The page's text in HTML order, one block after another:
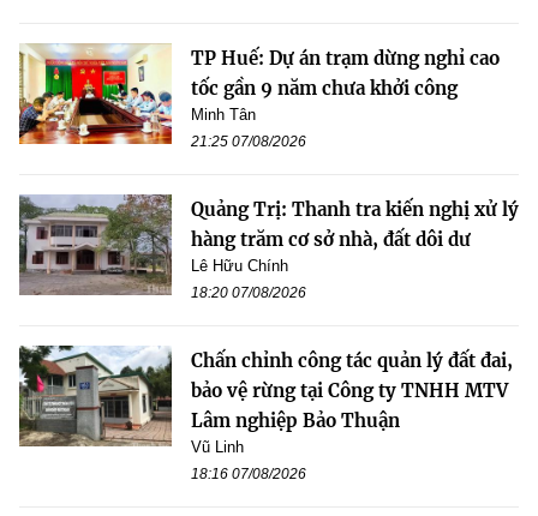
TP Huế: Dự án trạm dừng nghỉ cao
tốc gần 9 năm chưa khởi công
Minh Tân
21:25 07/08/2026
Quảng Trị: Thanh tra kiến nghị xử lý
hàng trăm cơ sở nhà, đất dôi dư
Lê Hữu Chính
18:20 07/08/2026
Chấn chỉnh công tác quản lý đất đai,
bảo vệ rừng tại Công ty TNHH MTV
Lâm nghiệp Bảo Thuận
Vũ Linh
18:16 07/08/2026